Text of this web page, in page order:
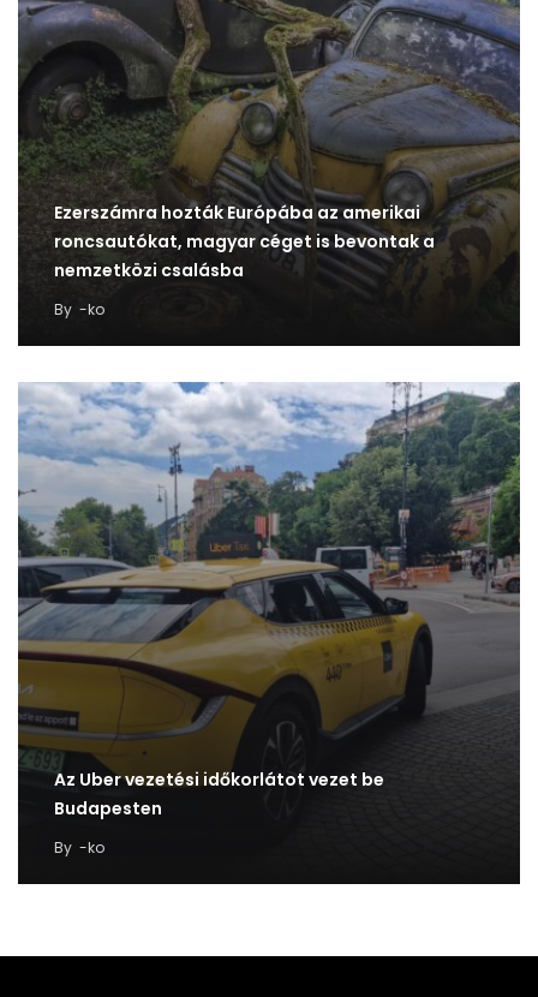
Ezerszámra hozták Európába az amerikai
roncsautókat, magyar céget is bevontak a
nemzetközi csalásba
By -ko
Az Uber vezetési időkorlátot vezet be
Budapesten
By -ko